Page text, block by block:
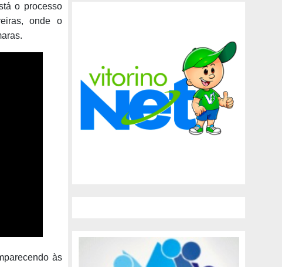
o processo
onde o
às